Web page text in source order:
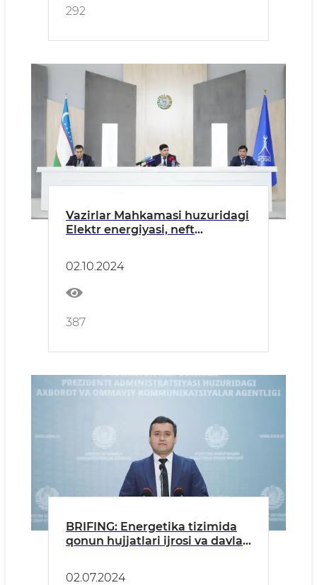
292
Vazirlar Mahkamasi huzuridagi
Elektr energiyasi, neft
inspeksiyasi rahbariyati
ishtirokidagi Matbuot
anjumani
02.10.2024
387
BRIFING: Energetika tizimida
qonun hujjatlari ijrosi va davlat
02.07.2024